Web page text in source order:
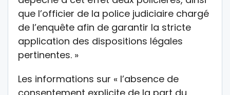
que l’officier de la police judiciaire chargé
de l’enquête afin de garantir la stricte
application des dispositions légales
pertinentes. »
Les informations sur « l’absence de